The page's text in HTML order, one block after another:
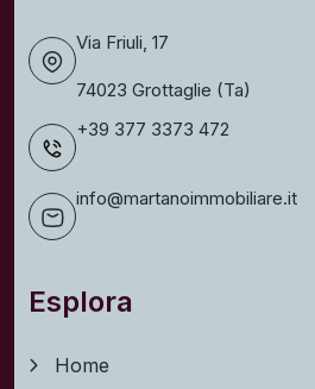
Via Friuli, 17
74023 Grottaglie (Ta)
+39 377 3373 472
info@martanoimmobiliare.it
Esplora
Home